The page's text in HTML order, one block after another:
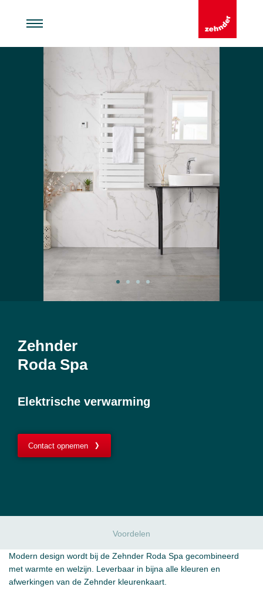
Zehnder
Roda Spa
Elektrische verwarming
Contact opnemen
Voordelen
Modern design wordt bij de Zehnder Roda Spa gecombineerd
met warmte en welzijn. Leverbaar in bijna alle kleuren en
afwerkingen van de Zehnder kleurenkaart.